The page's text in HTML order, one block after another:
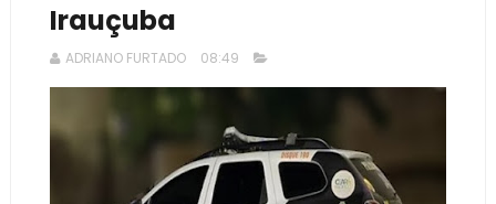
Irauçuba
ADRIANO FURTADO 08:49